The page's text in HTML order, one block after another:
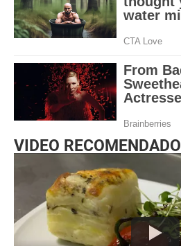
VIDEO RECOMENDADO